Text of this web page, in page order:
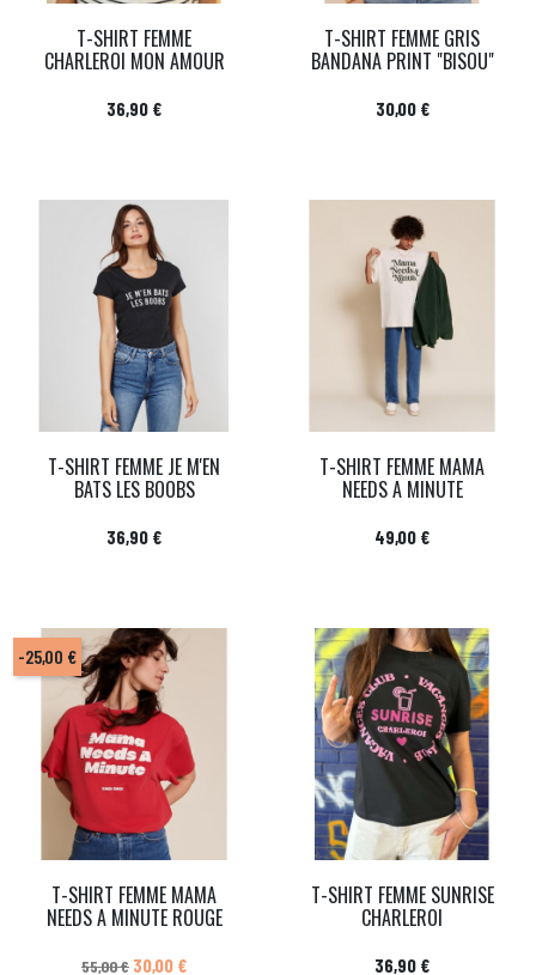
T-SHIRT FEMME
CHARLEROI MON AMOUR
Prix
36,90 €
T-SHIRT FEMME GRIS
BANDANA PRINT "BISOU"
Prix
30,00 €
T-SHIRT FEMME JE M'EN
BATS LES BOOBS
Prix
36,90 €
T-SHIRT FEMME MAMA
NEEDS A MINUTE
Prix
49,00 €
T-SHIRT FEMME MAMA
NEEDS A MINUTE ROUGE
Prix de base
55,00 € Prix
30,00 €
-25,00 €
T-SHIRT FEMME SUNRISE
CHARLEROI
Prix
36,90 €